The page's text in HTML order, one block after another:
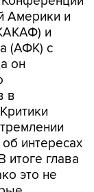
Америки и
и
(АФК) с
он
в
интересах
итоге глава
это не